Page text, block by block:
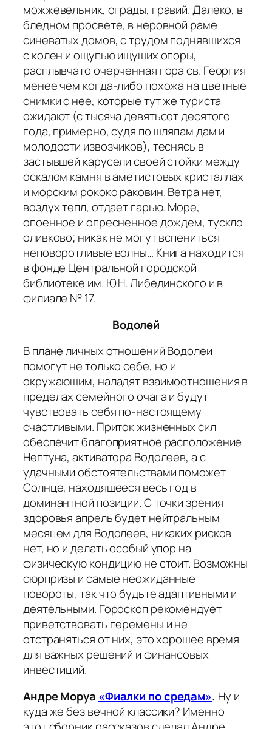
можжевельник, ограды, гравий. Далеко, в
бледном просвете, в неровной раме
синеватых домов, с трудом поднявшихся
с колен и ощупью ищущих опоры,
расплывчато очерченная гора св. Георгия
менее чем когда-либо похожа на цветные
снимки с нее, которые тут же туриста
ожидают (с тысяча девятьсот десятого
года, примерно, судя по шляпам дам и
молодости извозчиков), теснясь в
застывшей карусели своей стойки между
оскалом камня в аметистовых кристаллах
и морским рококо раковин. Ветра нет,
воздух тепл, отдает гарью. Море,
опоенное и опресненное дождем, тускло
оливково; никак не могут вспениться
неповоротливые волны… Книга находится
в фонде Центральной городской
библиотеке им. Ю.Н. Либединского и в
филиале № 17.
Водолей
В плане личных отношений Водолеи
помогут не только себе, но и
окружающим, наладят взаимоотношения в
пределах семейного очага и будут
чувствовать себя по-настоящему
счастливыми. Приток жизненных сил
обеспечит благоприятное расположение
Нептуна, активатора Водолеев, а с
удачными обстоятельствами поможет
Солнце, находящееся весь год в
доминантной позиции. С точки зрения
здоровья апрель будет нейтральным
месяцем для Водолеев, никаких рисков
нет, но и делать особый упор на
физическую кондицию не стоит. Возможны
сюрпризы и самые неожиданные
повороты, так что будьте адаптивными и
деятельными. Гороскоп рекомендует
приветствовать перемены и не
отстраняться от них, это хорошее время
для важных решений и финансовых
инвестиций.
Андре Моруа «Фиалки по средам». Ну и
куда же без вечной классики? Именно